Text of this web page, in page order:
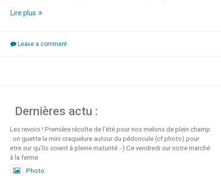
Lire plus Gâteau
betterave
Leave a comment
Dernières actu :
Les revoici ! Première récolte de l'été pour nos melons de plein champ
: on guette la mini craquelure autour du pédoncule (cf photo) pour
etre sur qu'ils soient à pleine maturité :-) Ce vendredi sur notre marché
à la ferme
Photo